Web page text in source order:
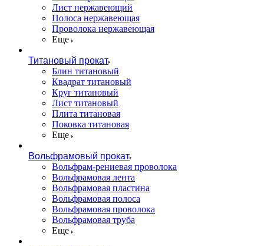
Лист нержавеющий
Полоса нержавеющая
Проволока нержавеющая
Еще
Титановый прокат
Блин титановый
Квадрат титановый
Круг титановый
Лист титановый
Плита титановая
Поковка титановая
Еще
Вольфрамовый прокат
Вольфрам-рениевая проволока
Вольфрамовая лента
Вольфрамовая пластина
Вольфрамовая полоса
Вольфрамовая проволока
Вольфрамовая труба
Еще